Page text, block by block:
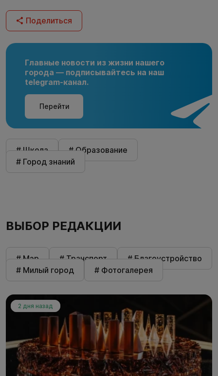
Поделиться
Главные новости из жизни нашего
города — подписывайтесь на наш
telegram-канал.
Перейти
# Школа
# Образование
# Город знаний
ВЫБОР РЕДАКЦИИ
# Мэр # Транспорт
# Благоустройство
# Милый город
# Фотогалерея
2 дня назад